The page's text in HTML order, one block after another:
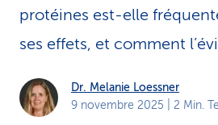
c
e
protéines est-elle
ses effets, et comment
Dr. Melanie Loessner
9 novembre 2025 | 2 Min.